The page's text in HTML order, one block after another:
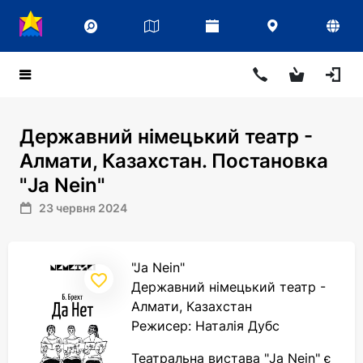
Державний німецький театр -
Алмати, Казахстан. Постановка
"Ja Nein"
23 червня 2024
"Ja Nein"
Державний німецький театр -
Алмати, Казахстан
Режисер: Наталія Дубс
Театральна вистава "Ja Nein" є